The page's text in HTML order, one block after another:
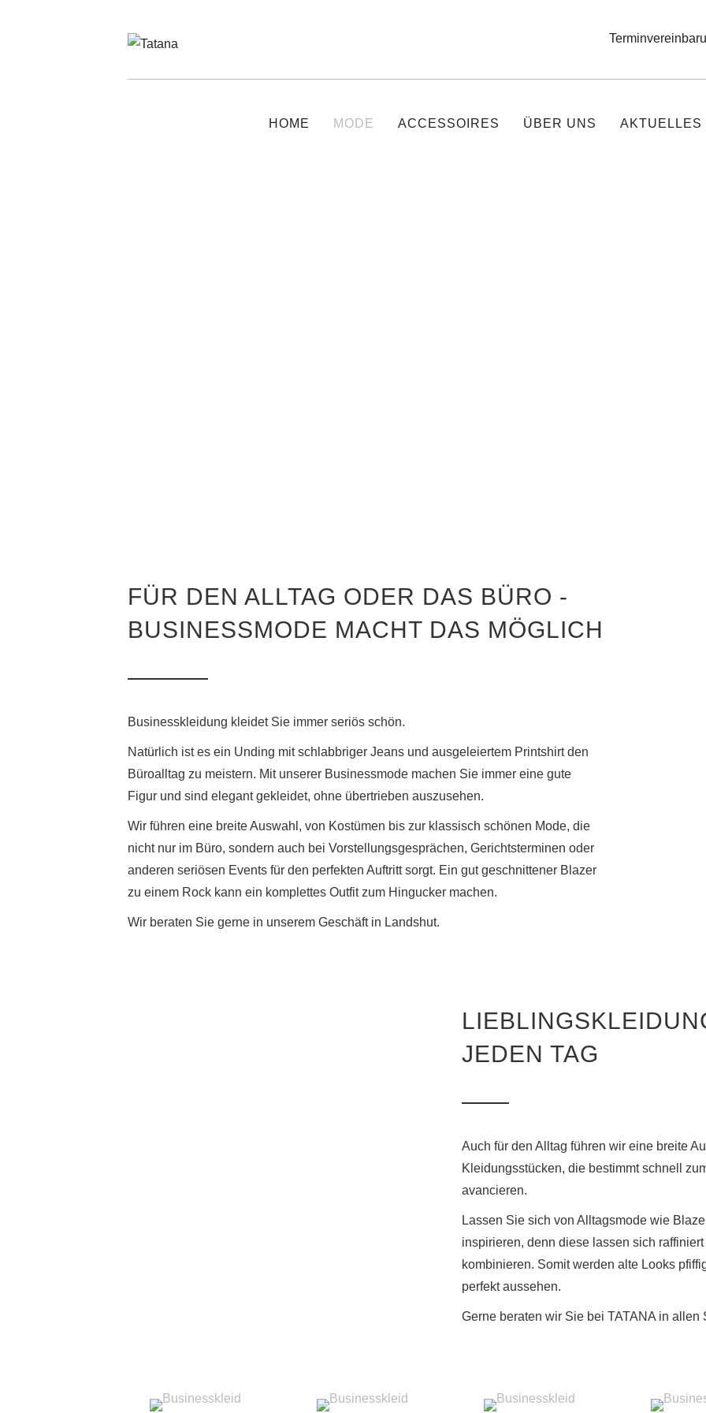
HOME MODE ACCESSOIRES ÜBER UNS AKTUELLES
FÜR DEN ALLTAG ODER DAS BÜRO -
BUSINESSMODE MACHT DAS MÖGLICH
Businesskleidung kleidet Sie immer seriös schön.
Natürlich ist es ein Unding mit schlabbriger Jeans und ausgeleiertem Printshirt den
Büroalltag zu meistern. Mit unserer Businessmode machen Sie immer eine gute
Figur und sind elegant gekleidet, ohne übertrieben auszusehen.
Wir führen eine breite Auswahl, von Kostümen bis zur klassisch schönen Mode, die
nicht nur im Büro, sondern auch bei Vorstellungsgesprächen, Gerichtsterminen oder
anderen seriösen Events für den perfekten Auftritt sorgt. Ein gut geschnittener Blazer
zu einem Rock kann ein komplettes Outfit zum Hingucker machen.
Wir beraten Sie gerne in unserem Geschäft in Landshut.
JEDEN TAG
Auch für den Alltag führen wir eine breite
Kleidungsstücken, die bestimmt schnell
avancieren.
Lassen Sie sich von Alltagsmode wie
inspirieren, denn diese lassen sich
kombinieren. Somit werden alte Looks
perfekt aussehen.
Gerne beraten wir Sie bei TATANA in allen